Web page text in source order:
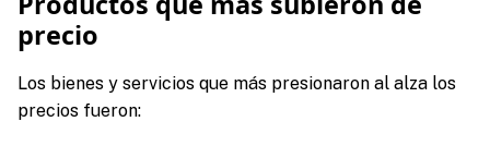
precio
Los bienes y servicios que más presionaron al alza los
precios fueron: